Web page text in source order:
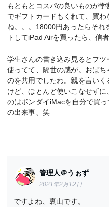
もともとコスパの良いものが
でギフトカードもくれて、買
ね。。。18000円あったらそれ
トしてiPad Airを買ったら、信
学生さんの書き込み見るとフ
使ってて、隔世の感が。おば
のを共用でしたわ。親を言い
けど、ほとんど使いこなせず
のはボンダイiMacを自分で買
の出来事、笑
管理人＠うぉず
2021年2月12日
ですよね、裏山です。